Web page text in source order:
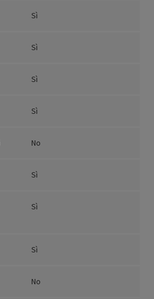
Sì
Sì
Sì
Sì
No
Sì
Sì
Sì
No